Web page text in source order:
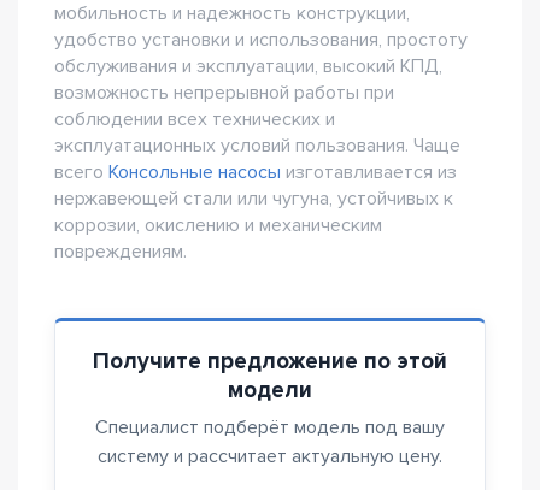
мобильность и надежность конструкции,
удобство установки и использования, простоту
обслуживания и эксплуатации, высокий КПД,
возможность непрерывной работы при
соблюдении всех технических и
эксплуатационных условий пользования. Чаще
всего Консольные насосы изготавливается из
нержавеющей стали или чугуна, устойчивых к
коррозии, окислению и механическим
повреждениям.
Получите предложение по этой
модели
Специалист подберёт модель под вашу
систему и рассчитает актуальную цену.